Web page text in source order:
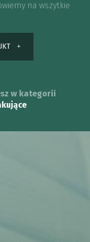
na wszytkie
w kategorii